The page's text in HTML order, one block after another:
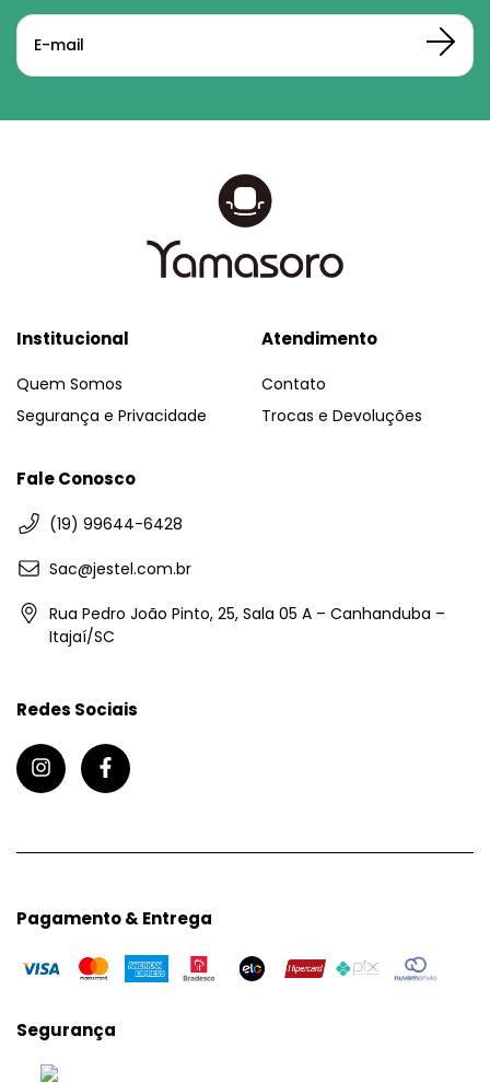
Institucional
Quem Somos
Segurança e Privacidade
Atendimento
Contato
Trocas e Devoluções
Fale Conosco
(19) 99644-6428
Sac@jestel.com.br
Rua Pedro João Pinto, 25, Sala 05 A – Canhanduba –
Itajaí/SC
Redes Sociais
Pagamento & Entrega
Segurança